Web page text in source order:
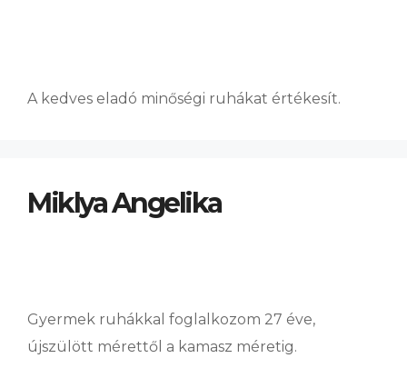
A kedves eladó minőségi ruhákat értékesít.
Miklya Angelika
Gyermek ruhákkal foglalkozom 27 éve,
újszülött mérettől a kamasz méretig.